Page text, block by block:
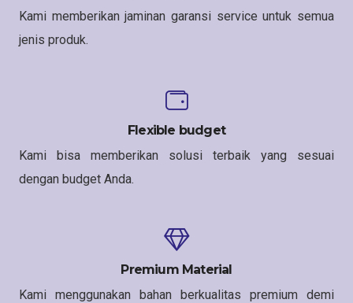
Kami memberikan jaminan garansi service untuk semua
jenis produk.
Flexible budget
Kami bisa memberikan solusi terbaik yang sesuai
dengan budget Anda.
Premium Material
Kami menggunakan bahan berkualitas premium demi